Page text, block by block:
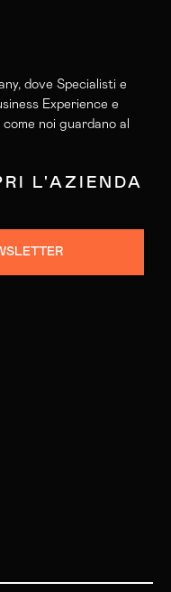
dove Specialisti e
Experience e
noi guardano al
L'AZIENDA